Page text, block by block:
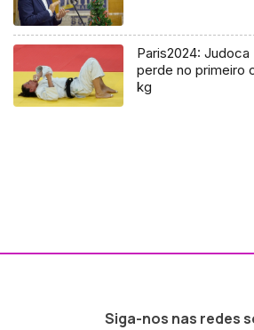
Paris2024: Judoca
perde no primeiro
kg
Siga-nos nas redes